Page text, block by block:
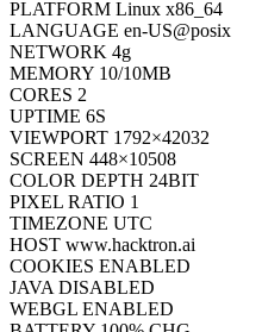
PLATFORM Linux x86_64
LANGUAGE en-US@posix
NETWORK 4g
MEMORY 10/10MB
CORES 2
UPTIME 6S
VIEWPORT 1792×42032
SCREEN 448×10508
COLOR DEPTH 24BIT
PIXEL RATIO 1
TIMEZONE UTC
HOST www.hacktron.ai
COOKIES ENABLED
JAVA DISABLED
WEBGL ENABLED